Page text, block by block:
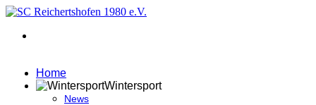
Home
Wintersport
News